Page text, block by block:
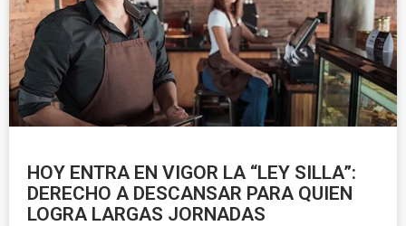
HOY ENTRA EN VIGOR LA “LEY SILLA”:
DERECHO A DESCANSAR PARA QUIEN
LOGRA LARGAS JORNADAS